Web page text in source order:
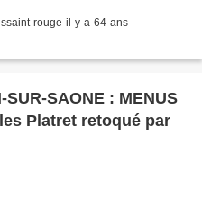
rouge-il-y-a-64-ans-
SAONE : MENUS
Platret retoqué par